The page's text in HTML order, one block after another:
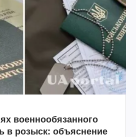
военнообязанного
в розыск: объяснение